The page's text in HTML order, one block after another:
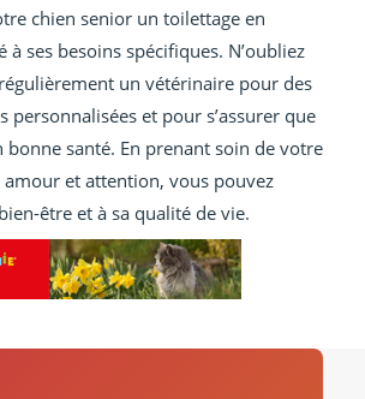
chien senior un toilettage en
à ses besoins spécifiques. N’oubliez
un vétérinaire pour des
personnalisées et pour s’assurer que
bonne santé. En prenant soin de votre
amour et attention, vous pouvez
être et à sa qualité de vie.